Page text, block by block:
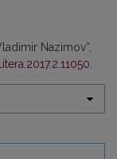
Nazimov”,